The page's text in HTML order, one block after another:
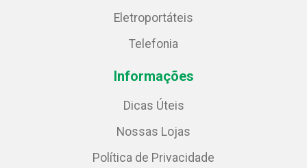
Eletroportáteis
Telefonia
Informações
Dicas Úteis
Nossas Lojas
Política de Privacidade